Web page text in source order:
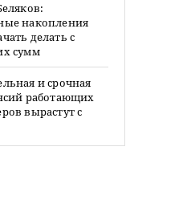
накопления
делать с
сумм
и срочная
работающих
вырастут с